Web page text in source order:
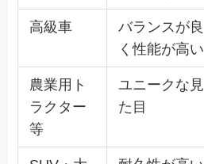
高級車
バランスが良
く性能が高い
農業用ト
ラクター
等
ユニークな見
た目